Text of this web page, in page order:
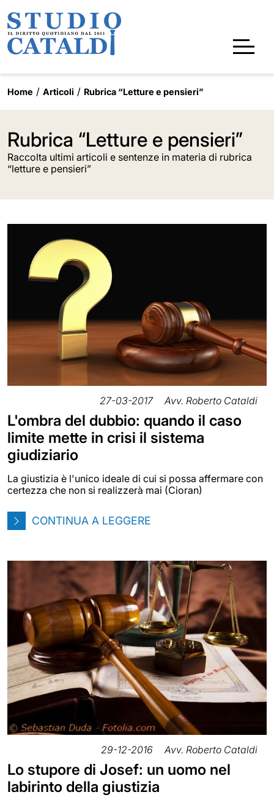
Home Articoli Rubrica “Letture e pensieri”
Rubrica “Letture e pensieri”
Raccolta ultimi articoli e sentenze in materia di rubrica
“letture e pensieri”
27-03-2017 Avv. Roberto Cataldi
L'ombra del dubbio: quando il caso
limite mette in crisi il sistema
giudiziario
La giustizia è l'unico ideale di cui si possa affermare con
certezza che non si realizzerà mai (Cioran)
CONTINUA A LEGGERE
29-12-2016 Avv. Roberto Cataldi
Lo stupore di Josef: un uomo nel
labirinto della giustizia